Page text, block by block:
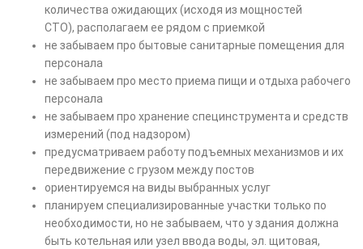
количества ожидающих (исходя из мощностей
СТО), располагаем ее рядом с приемкой
не забываем про бытовые санитарные помещения для
персонала
не забываем про место приема пищи и отдыха рабочего
персонала
не забываем про хранение специнструмента и средств
измерений (под надзором)
предусматриваем работу подъемных механизмов и их
передвижение с грузом между постов
ориентируемся на виды выбранных услуг
планируем специализированные участки только по
необходимости, но не забываем, что у здания должна
быть котельная или узел ввода воды, эл. щитовая,